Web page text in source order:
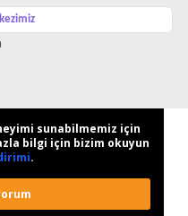
Hattısunabilmemiz için
bilgi için bizim okuyun
.